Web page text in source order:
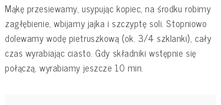
Mąkę przesiewamy, usypując kopiec, na środku robimy
zagłębienie, wbijamy jajka i szczyptę soli. Stopniowo
dolewamy wodę pietruszkową (ok. 3/4 szklanki), cały
czas wyrabiając ciasto. Gdy składniki wstępnie się
połączą, wyrabiamy jeszcze 10 min.